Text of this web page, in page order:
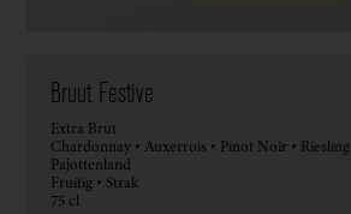
Bruut Festive
Extra Brut
Chardonnay • Auxerrois • Pinot Noir • Riesling
Pajottenland
Fruitig • Strak
75 cl